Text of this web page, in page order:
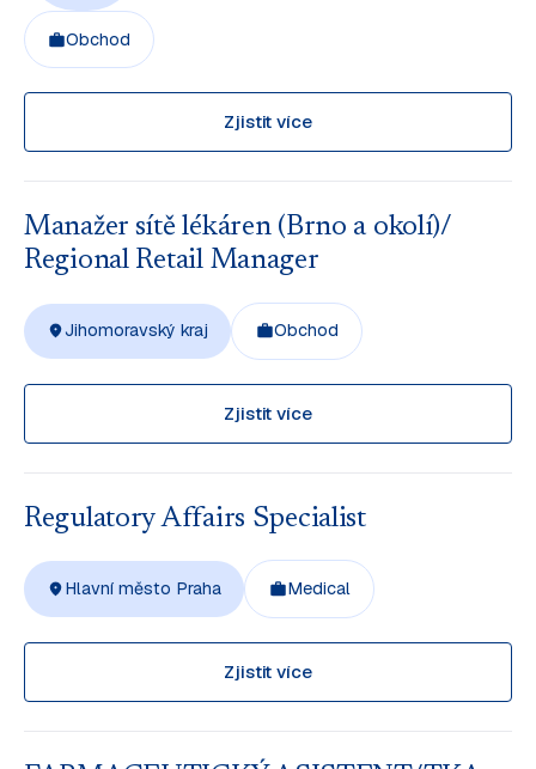
Obchod
Zjistit více
Manažer sítě lékáren (Brno a okolí)/
Regional Retail Manager
Jihomoravský kraj Obchod
Zjistit více
Regulatory Affairs Specialist
Hlavní město Praha Medical
Zjistit více